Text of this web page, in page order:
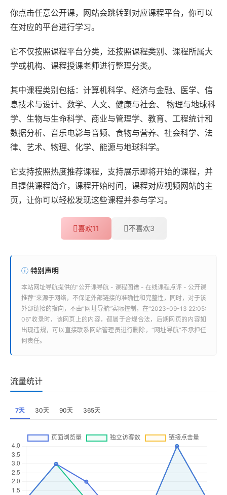
你点击任意公开课，网站会跳转到对应课程平台，你可以
在对应的平台进行学习。
它不仅按照课程平台分类，还按照课程类别、课程所属大
学或机构、课程授课老师进行整理分类。
其中课程类别包括：计算机科学、经济与金融、医学、信
息技术与设计、数学、人文、健康与社会、 物理与地球科
学、生物与生命科学、商业与管理学、教育、工程统计和
数据分析、音乐电影与音频、食物与营养、社会科学、法
律、艺术、物理、化学、能源与地球科学。
它支持按照热度推荐课程，支持展示即将开始的课程，并
且提供课程简介，课程开始时间，课程对应视频网站的主
页，让你可以轻松发现这些课程并参与学习。
喜欢11 不喜欢3
特别声明
本站网址导航提供的“公开课导航 - 课程图谱 - 在线课程点评 - 公开课
推荐”来源于网络，不保证外部链接的准确性和完整性，同时，对于该
外部链接的指向，不由“ 网址导航”实际控制，在“2023-09-13 22:05:
06”收录时，该网页上的内容，都属于合规合法，后期网页的内容如
出现违规，可以直接联系网站管理员进行删除，“ 网址导航”不承担任
何责任。
流量统计
7天 30天 90天 365天